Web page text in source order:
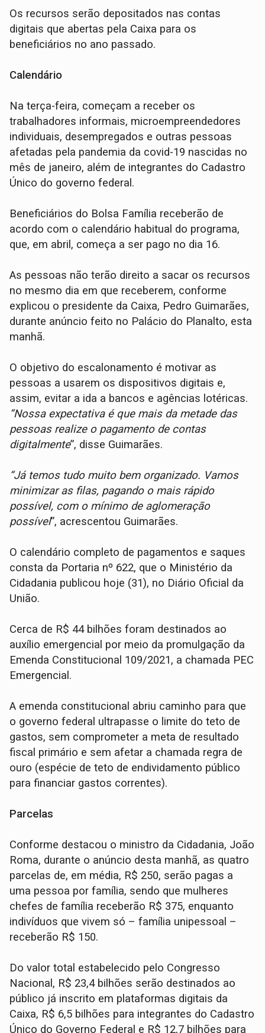
Os recursos serão depositados nas contas
digitais que abertas pela Caixa para os
beneficiários no ano passado.
Calendário
Na terça-feira, começam a receber os
trabalhadores informais, microempreendedores
individuais, desempregados e outras pessoas
afetadas pela pandemia da covid-19 nascidas no
mês de janeiro, além de integrantes do Cadastro
Único do governo federal.
Beneficiários do Bolsa Família receberão de
acordo com o calendário habitual do programa,
que, em abril, começa a ser pago no dia 16.
As pessoas não terão direito a sacar os recursos
no mesmo dia em que receberem, conforme
explicou o presidente da Caixa, Pedro Guimarães,
durante anúncio feito no Palácio do Planalto, esta
manhã.
O objetivo do escalonamento é motivar as
pessoas a usarem os dispositivos digitais e,
assim, evitar a ida a bancos e agências lotéricas.
“Nossa expectativa é que mais da metade das
pessoas realize o pagamento de contas
digitalmente”, disse Guimarães.
“Já temos tudo muito bem organizado. Vamos
minimizar as filas, pagando o mais rápido
possível, com o mínimo de aglomeração
possível”, acrescentou Guimarães.
O calendário completo de pagamentos e saques
consta da Portaria nº 622, que o Ministério da
Cidadania publicou hoje (31), no Diário Oficial da
União.
Cerca de R$ 44 bilhões foram destinados ao
auxílio emergencial por meio da promulgação da
Emenda Constitucional 109/2021, a chamada PEC
Emergencial.
A emenda constitucional abriu caminho para que
o governo federal ultrapasse o limite do teto de
gastos, sem comprometer a meta de resultado
fiscal primário e sem afetar a chamada regra de
ouro (espécie de teto de endividamento público
para financiar gastos correntes).
Parcelas
Conforme destacou o ministro da Cidadania, João
Roma, durante o anúncio desta manhã, as quatro
parcelas de, em média, R$ 250, serão pagas a
uma pessoa por família, sendo que mulheres
chefes de família receberão R$ 375, enquanto
indivíduos que vivem só – família unipessoal –
receberão R$ 150.
Do valor total estabelecido pelo Congresso
Nacional, R$ 23,4 bilhões serão destinados ao
público já inscrito em plataformas digitais da
Caixa, R$ 6,5 bilhões para integrantes do Cadastro
Único do Governo Federal e R$ 12,7 bilhões para